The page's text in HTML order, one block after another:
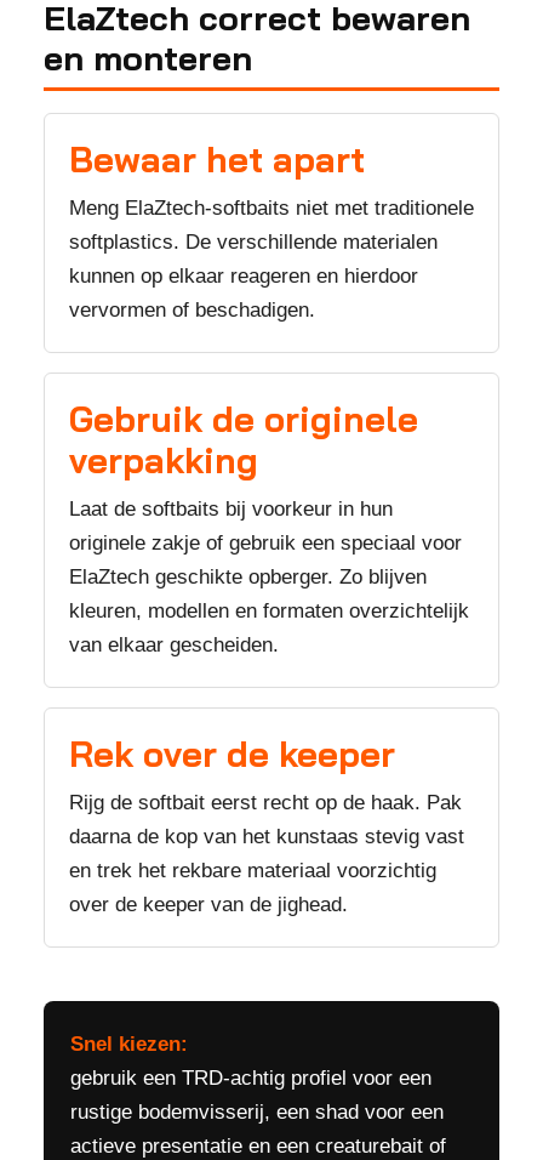
ElaZtech correct bewaren
en monteren
Bewaar het apart
Meng ElaZtech-softbaits niet met traditionele
softplastics. De verschillende materialen
kunnen op elkaar reageren en hierdoor
vervormen of beschadigen.
Gebruik de originele
verpakking
Laat de softbaits bij voorkeur in hun
originele zakje of gebruik een speciaal voor
ElaZtech geschikte opberger. Zo blijven
kleuren, modellen en formaten overzichtelijk
van elkaar gescheiden.
Rek over de keeper
Rijg de softbait eerst recht op de haak. Pak
daarna de kop van het kunstaas stevig vast
en trek het rekbare materiaal voorzichtig
over de keeper van de jighead.
Snel kiezen:
gebruik een TRD-achtig profiel voor een
rustige bodemvisserij, een shad voor een
actieve presentatie en een creaturebait of